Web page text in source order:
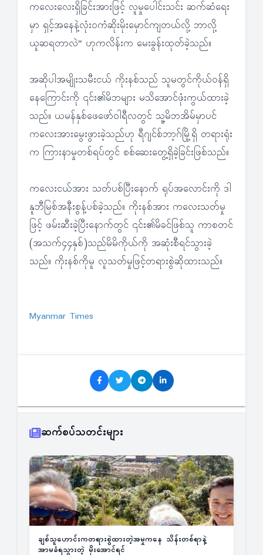
ကလေးလေးရှိခြင်းအားဖြင့် လူမှုပေါင်းသင်း ဆက်ဆံရေး
မှာ ရှင့်အနေနဲ့လုံးဝကံဆိုးမိုးမှောင်ကျတယ်လို့ ဘာလို့
ယူဆရတာလဲ" ဟုကလိန်းက မေးခွန်းထုတ်ခဲ့သည်။
အဆိုပါအမျိုးသမီးငယ် ကိုးနစ်သည် သူမတွင်ကိုယ်ဝန်ရှိ
နေကြောင်းကို ၎င်း၏မိဘများ မသိအောင်ဖုံးကွယ်ထားခဲ့
သည်။ ယမန်နှစ်ဖေဖော်ဝါရီလတွင် သူ့မိဘအိမ်မှာပင်
ကလေးအားမွေးဖွားခဲ့သည်ဟု ရီဂျင်စ်ဘာ့ဂ်မြို့ရှိ တရားရုံး
က ကြားနာမှုတစ်ရပ်တွင် စစ်ဆေးတွေ့ရှိခဲ့ခြင်းဖြစ်သည်။
ကလေးငယ်အား သတ်ပစ်ပြီးနောက် ရုပ်အလောင်းကို ဒါ
နူဘီမြစ်အနီးစွန့်ပစ်ခဲ့သည်။ ကိုးနစ်အား ကလေးသတ်မှု
ဖြင့် ဖမ်းဆီးခဲ့ပြီးနောက်တွင် ၎င်း၏မိခင်ဖြစ်သူ ကာစတင်
(အသက်၄၄နှစ်)သည်မိမိကိုယ်ကို အဆုံးစီရင်သွားခဲ့
သည်။ ကိုးနစ်ကိုမူ လူသတ်မှုဖြင့်တရားစွဲဆိုထားသည်။
Myanmar Times
ဆက်စပ်သတင်းများ
ချစ်သူဟောင်းကတရားစွဲထားတဲ့အမှုကနေ သိန်းတစ်ရာနဲ့
အာမခံရသွားတဲ့ မိုးအောင်ရင်